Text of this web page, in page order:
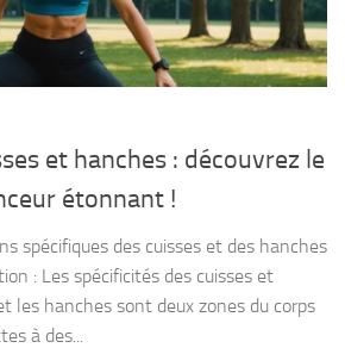
et hanches : découvrez le
étonnant !
spécifiques des cuisses et des hanches
: Les spécificités des cuisses et
les hanches sont deux zones du corps
à des...